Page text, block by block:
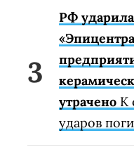
РФ
утрачено К
ударов